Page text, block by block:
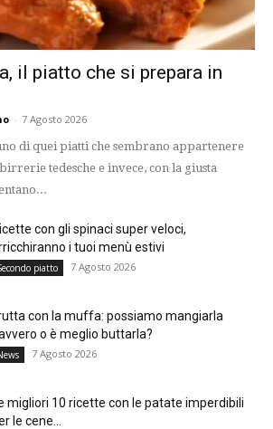
il piatto che si prepara in
- 7 Agosto 2026
di quei piatti che sembrano appartenere
tedesche e invece, con la giusta
con gli spinaci super veloci,
i tuoi menù estivi
piatto 7 Agosto 2026
con la muffa: possiamo mangiarla
o è meglio buttarla?
7 Agosto 2026
migliori 10 ricette con le patate imperdibili
le cene...